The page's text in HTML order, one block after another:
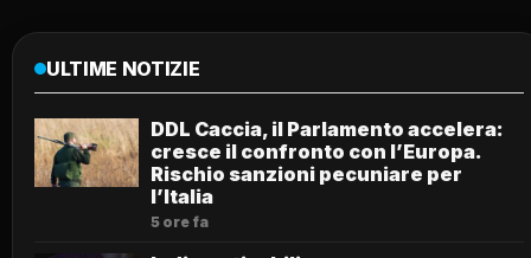
ULTIME NOTIZIE
DDL Caccia, il Parlamento accelera:
cresce il confronto con l’Europa.
Rischio sanzioni pecuniare per
l’Italia
5 ore fa